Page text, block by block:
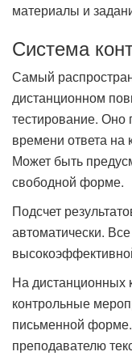
материалы и
Система
Самый
дистанционном
тестирование. Оно
времени ответа на
Может быть
свободной форме.
Подсчет
автоматически.
На дистанционных
контрольные
письменной
преподавателю